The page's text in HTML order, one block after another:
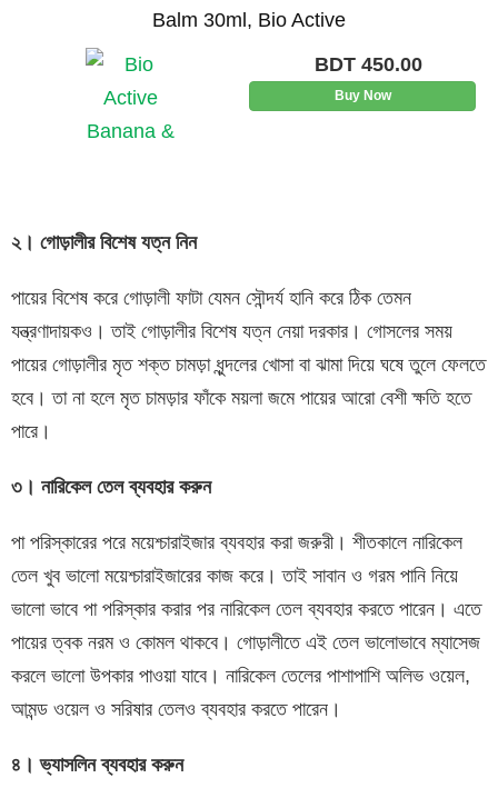
Balm 30ml, Bio Active
BDT450.00
Buy Now
২। গোড়ালীর বিশেষ যত্ন নিন
পায়ের বিশেষ করে গোড়ালী ফাটা যেমন সৌন্দর্য হানি করে ঠিক তেমন
যন্ত্রণাদায়কও। তাই গোড়ালীর বিশেষ যত্ন নেয়া দরকার। গোসলের সময়
পায়ের গোড়ালীর মৃত শক্ত চামড়া ধুন্দলের খোসা বা ঝামা দিয়ে ঘষে তুলে ফেলতে
হবে। তা না হলে মৃত চামড়ার ফাঁকে ময়লা জমে পায়ের আরো বেশী ক্ষতি হতে
পারে।
৩। নারিকেল তেল ব্যবহার করুন
পা পরিস্কারের পরে ময়েশ্চারাইজার ব্যবহার করা জরুরী। শীতকালে নারিকেল
তেল খুব ভালো ময়েশ্চারাইজারের কাজ করে। তাই সাবান ও গরম পানি নিয়ে
ভালো ভাবে পা পরিস্কার করার পর নারিকেল তেল ব্যবহার করতে পারেন। এতে
পায়ের ত্বক নরম ও কোমল থাকবে। গোড়ালীতে এই তেল ভালোভাবে ম্যাসেজ
করলে ভালো উপকার পাওয়া যাবে। নারিকেল তেলের পাশাপাশি অলিভ ওয়েল,
আমন্ড ওয়েল ও সরিষার তেলও ব্যবহার করতে পারেন।
৪। ভ্যাসলিন ব্যবহার করুন